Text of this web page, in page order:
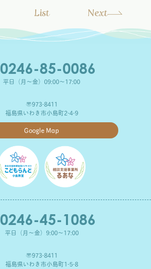
List Next
0246-85-0086
平日（月～金）09:00～17:00
〒973-8411
福島県いわき市小島町2-4-9
Google Map
0246-45-1086
平日（月～金）9:00～17:00
〒973-8411
福島県いわき市小島町1-5-8